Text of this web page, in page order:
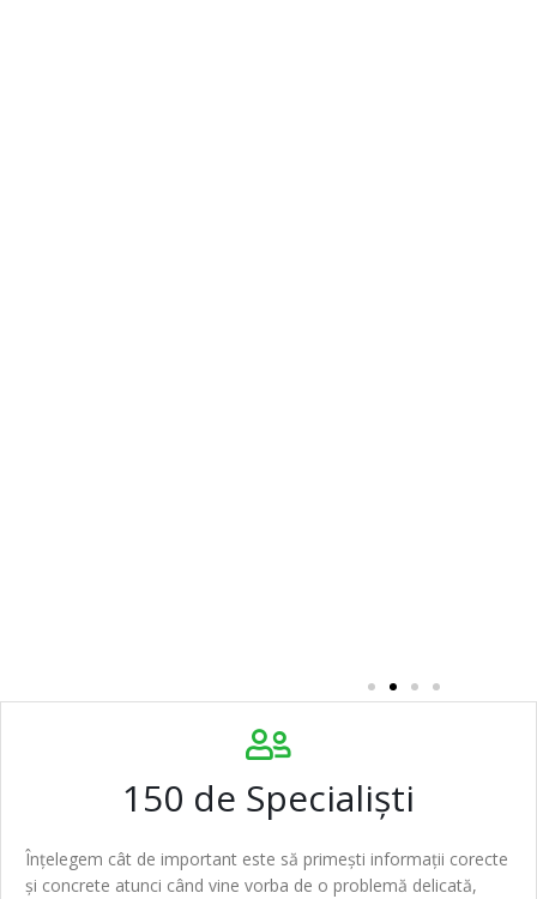
150 de Specialiști
Înțelegem cât de important este să primești informații corecte
și concrete atunci când vine vorba de o problemă delicată,